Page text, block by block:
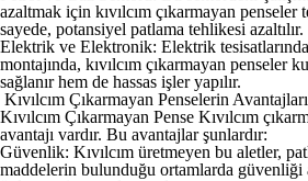
azaltmak için kıvılcım çıkarmayan
sayede, potansiyel patlama tehlikesi azaltılır.
Elektrik ve Elektronik: Elektrik
montajında, kıvılcım çıkarmayan penseler
sağlanır hem de hassas işler yapılır.
Kıvılcım Çıkarmayan Penselerin Avantajları
Kıvılcım Çıkarmayan Pense Kıvılcım
avantajı vardır. Bu avantajlar şunlardır:
Güvenlik: Kıvılcım üretmeyen bu aletler,
maddelerin bulunduğu ortamlarda güvenliği